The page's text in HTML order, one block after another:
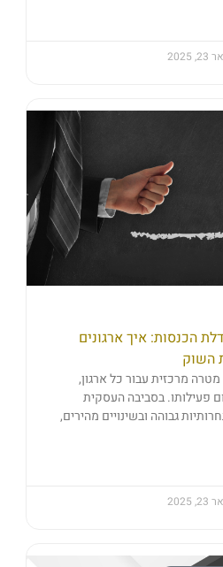
2025
הכנסות: איך ארגונים
השוק
מרכזית עבור כל ארגון,
פעילותו. בסביבה העסקית
גבוהה ובשינויים מהירים,
2025